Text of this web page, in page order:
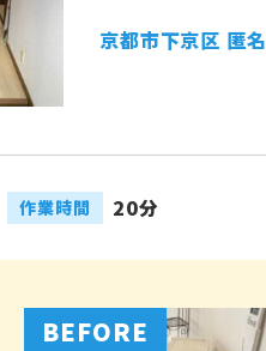
京都市下京区 匿名
作業時間 20分